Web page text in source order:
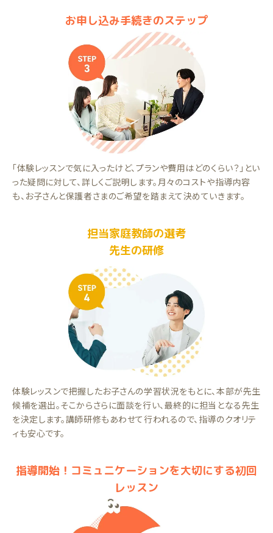
お申し込み手続きのステップ
「体験レッスンで気に入ったけど、プランや費用はどのくらい？」とい
った疑問に対して、詳しくご説明します。月々のコストや指導内容
も、お子さんと保護者さまのご希望を踏まえて決めていきます。
担当家庭教師の選考
先生の研修
体験レッスンで把握したお子さんの学習状況をもとに、本部が先生
候補を選出。そこからさらに面談を行い、最終的に担当となる先生
を決定します。講師研修もあわせて行われるので、指導のクオリテ
ィも安心です。
指導開始！コミュニケーションを大切にする初回
レッスン